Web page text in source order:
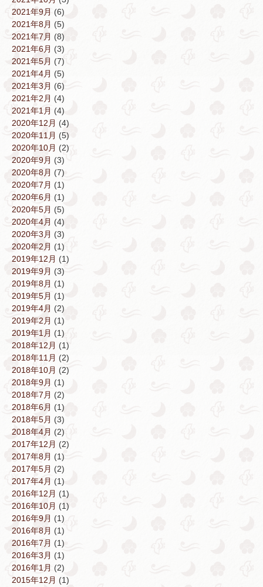
2021年9月 (6)
2021年8月 (5)
2021年7月 (8)
2021年6月 (3)
2021年5月 (7)
2021年4月 (5)
2021年3月 (6)
2021年2月 (4)
2021年1月 (4)
2020年12月 (4)
2020年11月 (5)
2020年10月 (2)
2020年9月 (3)
2020年8月 (7)
2020年7月 (1)
2020年6月 (1)
2020年5月 (5)
2020年4月 (4)
2020年3月 (3)
2020年2月 (1)
2019年12月 (1)
2019年9月 (3)
2019年8月 (1)
2019年5月 (1)
2019年4月 (2)
2019年2月 (1)
2019年1月 (1)
2018年12月 (1)
2018年11月 (2)
2018年10月 (2)
2018年9月 (1)
2018年7月 (2)
2018年6月 (1)
2018年5月 (3)
2018年4月 (2)
2017年12月 (2)
2017年8月 (1)
2017年5月 (2)
2017年4月 (1)
2016年12月 (1)
2016年10月 (1)
2016年9月 (1)
2016年8月 (1)
2016年7月 (1)
2016年3月 (1)
2016年1月 (2)
2015年12月 (1)